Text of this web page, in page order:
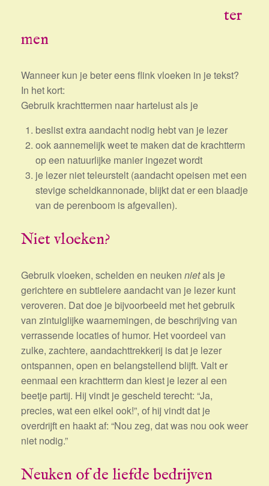
ter
men
Wanneer kun je beter eens flink vloeken in je tekst?
In het kort:
Gebruik krachttermen naar hartelust als je
beslist extra aandacht nodig hebt van je lezer
ook aannemelijk weet te maken dat de krachtterm
op een natuurlijke manier ingezet wordt
je lezer niet teleurstelt (aandacht opeisen met een
stevige scheldkannonade, blijkt dat er een blaadje
van de perenboom is afgevallen).
Niet vloeken?
Gebruik vloeken, schelden en neuken nietals je
gerichtere en subtielere aandacht van je lezer kunt
veroveren. Dat doe je bijvoorbeeld met het gebruik
van zintuiglijke waarnemingen, de beschrijving van
verrassende locaties of humor. Het voordeel van
zulke, zachtere, aandachttrekkerij is dat je lezer
ontspannen, open en belangstellend blijft. Valt er
eenmaal een krachtterm dan kiest je lezer al een
beetje partij. Hij vindt je gescheld terecht: “Ja,
precies, wat een eikel ook!”, of hij vindt dat je
overdrijft en haakt af: “Nou zeg, dat was nou ook weer
niet nodig.”
Neuken of de liefde bedrijven